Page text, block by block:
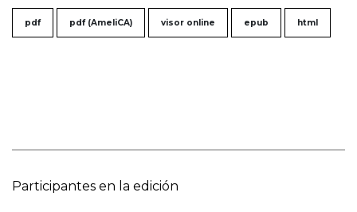
pdf pdf (AmeliCA) visor online epub html
Participantes en la edición